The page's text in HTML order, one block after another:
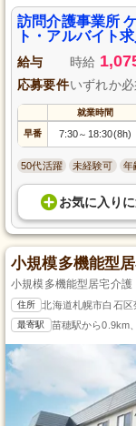
級）と運転免許があれ
を積みながら、ゆくゆ
訪問介護事業所
ト・アルバイト求
給与 時給
応募要件いずれか
就業時間
早番 7:30～ 18:30(8h)
50代活躍 未経験可 年
お気に入り に
小規模多機能型
小規模多機能型居宅介護
住所 北海道札幌市白石
最寄駅 苗穂駅から0.9km